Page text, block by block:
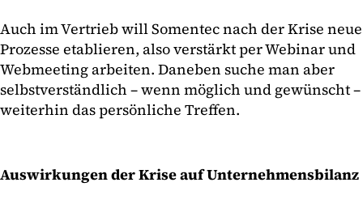
Auch im Vertrieb will Somentec nach der Krise neue
Prozesse etablieren, also verstärkt per Webinar und
Webmeeting arbeiten. Daneben suche man aber
selbstverständlich – wenn möglich und gewünscht –
weiterhin das persönliche Treffen.
Auswirkungen der Krise auf Unternehmensbilanz